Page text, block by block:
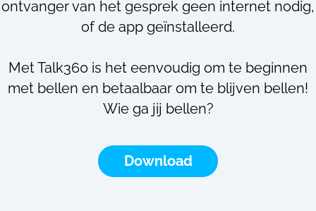
ontvanger van het gesprek geen internet nodig,
of de app geïnstalleerd.
Met Talk360 is het eenvoudig om te beginnen
met bellen en betaalbaar om te blijven bellen!
Wie ga jij bellen?
Download